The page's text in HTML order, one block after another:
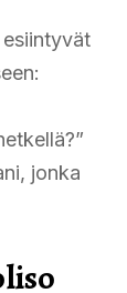
esiintyvät
jonka